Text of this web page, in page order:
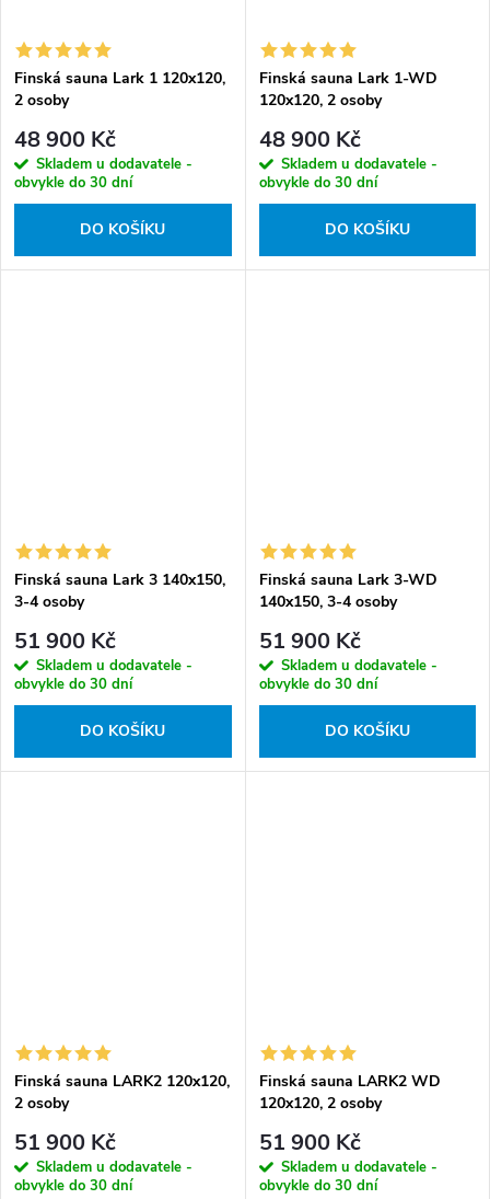
Finská sauna Lark 1 120x120,
2 osoby
48 900 Kč
Skladem u dodavatele -
obvykle do 30 dní
DO KOŠÍKU
Finská sauna Lark 1-WD
120x120, 2 osoby
48 900 Kč
Skladem u dodavatele -
obvykle do 30 dní
DO KOŠÍKU
Finská sauna Lark 3 140x150,
3-4 osoby
51 900 Kč
Skladem u dodavatele -
obvykle do 30 dní
DO KOŠÍKU
Finská sauna Lark 3-WD
140x150, 3-4 osoby
51 900 Kč
Skladem u dodavatele -
obvykle do 30 dní
DO KOŠÍKU
Finská sauna LARK2 120x120,
2 osoby
51 900 Kč
Skladem u dodavatele -
obvykle do 30 dní
Finská sauna LARK2 WD
120x120, 2 osoby
51 900 Kč
Skladem u dodavatele -
obvykle do 30 dní